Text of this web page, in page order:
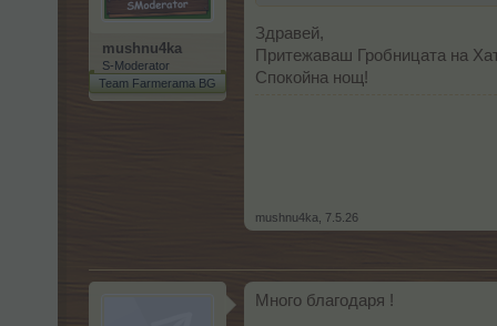
mushnu4ka
S-Moderator
Team Farmerama BG
Здравей,
Притежаваш Гробницата на
Спокойна нощ!
mushnu4ka 7.5.26
Много благодаря !